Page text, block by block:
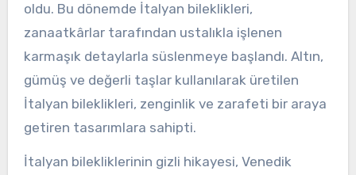
oldu. Bu dönemde İtalyan bileklikleri,
zanaatkârlar tarafından ustalıkla işlenen
karmaşık detaylarla süslenmeye başlandı. Altın,
gümüş ve değerli taşlar kullanılarak üretilen
İtalyan bileklikleri, zenginlik ve zarafeti bir araya
getiren tasarımlara sahipti.
İtalyan bilekliklerinin gizli hikayesi, Venedik